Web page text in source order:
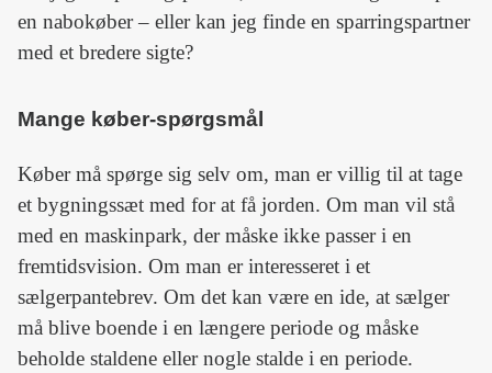
en nabokøber – eller kan jeg finde en sparringspartner
med et bredere sigte?
Mange køber-spørgsmål
Køber må spørge sig selv om, man er villig til at tage
et bygningssæt med for at få jorden. Om man vil stå
med en maskinpark, der måske ikke passer i en
fremtidsvision. Om man er interesseret i et
sælgerpantebrev. Om det kan være en ide, at sælger
må blive boende i en længere periode og måske
beholde staldene eller nogle stalde i en periode.